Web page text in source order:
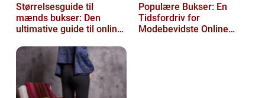
Størrelsesguide til
mænds bukser: Den
ultimative guide til online-
handelskunder
Populære Bukser: En
Tidsfordriv for
Modebevidste Online